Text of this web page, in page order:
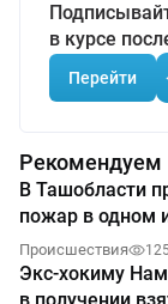
в курсе
Перейти
Рекомендуем
В Ташобласти
пожар в одном
Происшествия
Экс-хокиму